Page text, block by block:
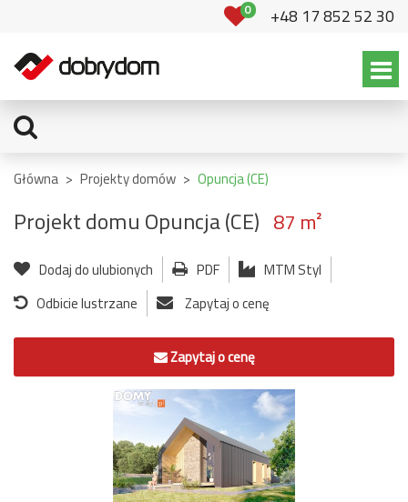
0 +48 17 852 52 30
Główna > Projekty domów > Opuncja (CE)
Projekt domu Opuncja (CE) 87 m²
Dodaj do ulubionych PDF
MTM Styl
Odbicie lustrzane
Zapytaj o cenę
Zapytaj o cenę